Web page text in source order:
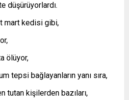
düşürüyorlardı.
mart kedisi gibi,
ölüyor,
tepsi bağlayanların yanı sıra,
tutan kişilerden bazıları,